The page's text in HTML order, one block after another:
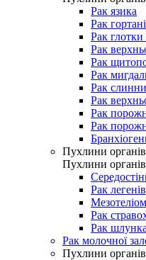
Рак язика
Рак гортані
Рак
Рак
Рак
Рак
Рак
Рак
Рак
Рак
Пухлини
Пухлини
Рак легенів
Рак
Рак
Рак молочної
Пухлини